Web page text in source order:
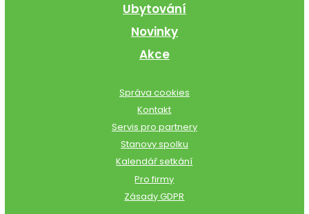
Ubytování
Novinky
Akce
Správa cookies
Kontakt
Servis pro partnery
Stanovy spolku
Kalendář setkání
Pro firmy
Zásady GDPR